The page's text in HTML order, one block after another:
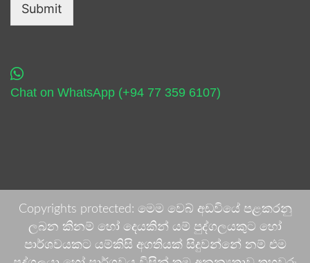
Submit
Chat on WhatsApp (+94 77 359 6107)
Copyrights protected: මෙම වෙබ් අඩවියේ පළකරනු
ලබන කිනම් හෝ දෙයකින් යම් පුද්ගලයකුට හෝ
පාර්ශවයකට යම්කිසි අගතියක් සිදුවන්නේ නම් එම